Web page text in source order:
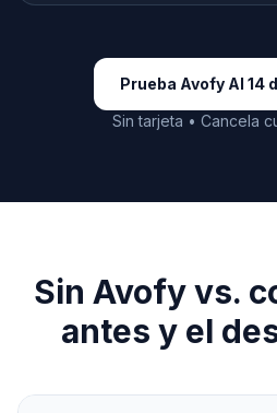
Prueba Avofy AI 14
Sin tarjeta • Cancela
Sin Avofy vs.
antes y el